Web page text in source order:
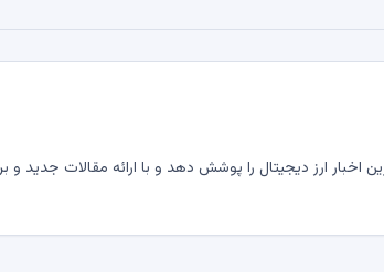
ارز دیجیتال را پوشش دهد و با ارائه مقالات جدید و